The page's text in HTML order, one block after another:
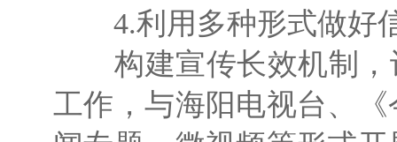
4.利用多种形式做好
构建宣传长效机制，
工作，与海阳电视台、